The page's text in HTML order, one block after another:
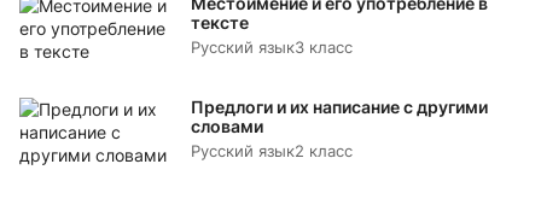
тексте
Русский язык3 класс
Предлоги и их написание с другими
словами
Русский язык2 класс